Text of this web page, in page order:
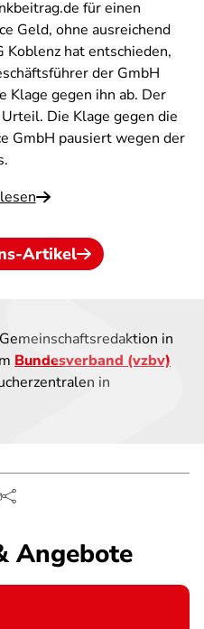
für einen
Geld, ohne ausreichend
Koblenz hat entschieden,
der GmbH
Klage gegen ihn ab. Der
Die Klage gegen die
GmbH pausiert wegen der
Artikel
in
Bundesverband (vzbv)
in
Angebote